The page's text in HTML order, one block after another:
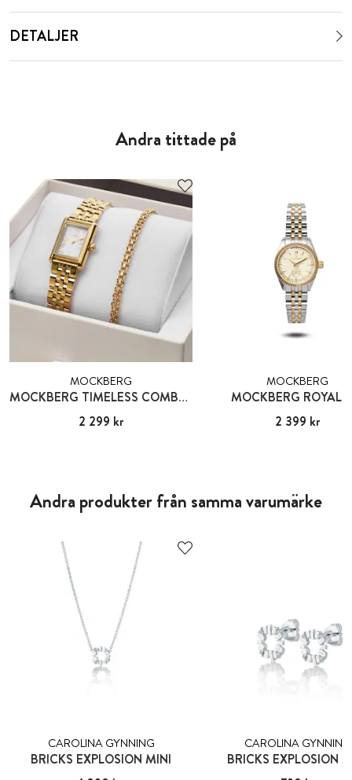
DETALJER
Andra tittade på
MOCKBERG
MOCKBERG TIMELESS COMBO GOLD
Pris :2 299 kr
2 299 kr
MOCKBERG
MOCKBERG ROYAL
Pris :2 399 kr
2 399 kr
Andra produkter från samma varumärke
CAROLINA GYNNING
BRICKS EXPLOSION MINI
CAROLINA GYNNING
BRICKS EXPLOSION